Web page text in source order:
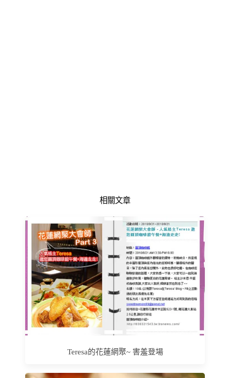
相關文章
Teresa的花蓮網聚~ 害羞登場